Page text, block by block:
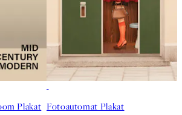
Plakat Fotoautomat Plakat